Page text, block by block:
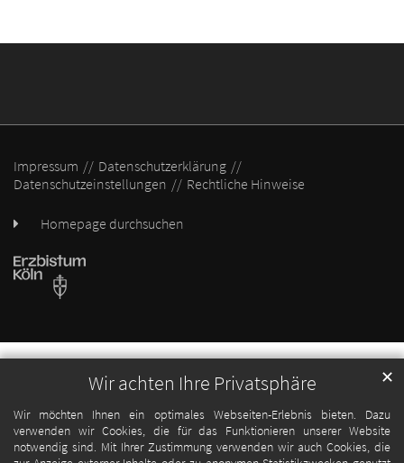
Wir achten Ihre Privatsphäre
Wir möchten Ihnen ein optimales Webseiten-Erlebnis bieten. Dazu
verwenden wir Cookies, die für das Funktionieren unserer Website
notwendig sind. Mit Ihrer Zustimmung verwenden wir auch Cookies, die
✕
Impressum
Datenschutzerklärung
Datenschutzeinstellungen
Rechtliche Hinweise
Homepage durchsuchen